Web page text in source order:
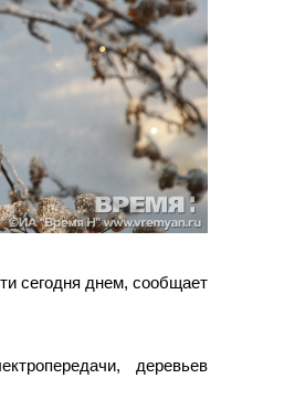
сегодня днем, сообщает
деревьев